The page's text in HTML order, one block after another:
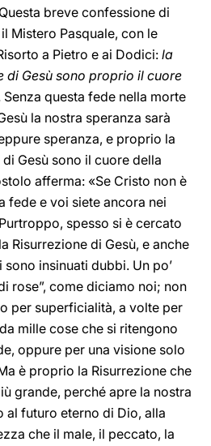
breve confessione di
Mistero Pasquale, con le
a Pietro e ai Dodici: la
di Gesù sono proprio il cuore
Senza questa fede nella morte
la nostra speranza sarà
speranza, e proprio la
Gesù sono il cuore della
afferma: «Se Cristo non è
fede e voi siete ancora nei
spesso si è cercato
Risurrezione di Gesù, e anche
insinuati dubbi. Un po’
rose”, come diciamo noi; non
per superficialità, a volte per
mille cose che si ritengono
oppure per una visione solo
è proprio la Risurrezione che
grande, perché apre la nostra
al futuro eterno di Dio, alla
che il male, il peccato, la